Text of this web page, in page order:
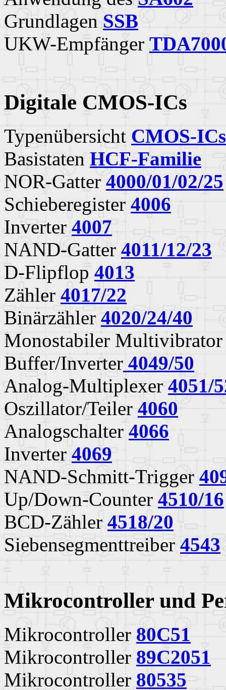
Grundlagen SSB
UKW-Empfänger
Digitale CMOS-ICs
Typenübersicht CMOS-ICs
Basistaten HCF-Familie
NOR-Gatter 4000/01/02/25
Schieberegister 4006
Inverter 4007
NAND-Gatter 4011/12/23
D-Flipflop 4013
Zähler 4017/22
Binärzähler 4020/24/40
Monostabiler
Buffer/Inverter 4049/50
Analog-Multiplexer 4051/
Oszillator/Teiler 4060
Analogschalter 4066
Inverter 4069
NAND-Schmitt-Trigger
Up/Down-Counter 4510/16
BCD-Zähler 4518/20
Siebensegmenttreiber 4543
Mikrocontroller und
Mikrocontroller 80C51
Mikrocontroller 89C2051
Mikrocontroller 80535